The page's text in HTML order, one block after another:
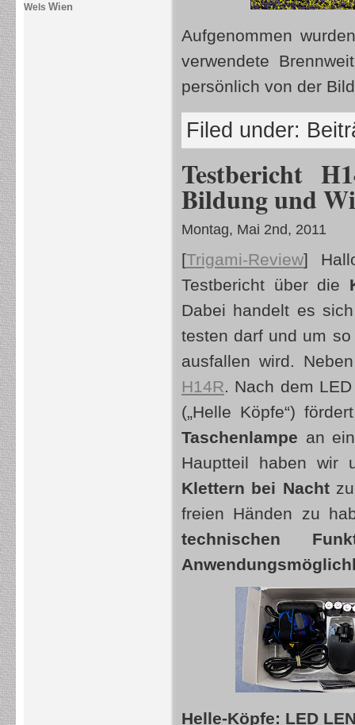
Wels Wien
Aufgenommen
verwendete
persönlich von der
Filed under:
Testbericht
Bildung und
Montag, Mai 2nd, 2011
[Trigami-Review]
Testbericht über die
Dabei handelt es
testen darf und um
ausfallen wird.
H14R. Nach dem
(„Helle Köpfe“)
Taschenlampe an
Hauptteil haben wir
Klettern bei Nachtzu
freien Händen zu
technischen
Helle-Köpfe: LED